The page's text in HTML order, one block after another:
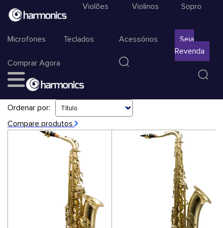
Violões Violinos Sopro
Microfones Teclados Acessórios
Seja
Revenda
Comprar Agora
Ordenar por:
Compare produtos